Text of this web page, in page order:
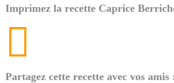
Imprimez la recette Caprice
Partagez cette recette avec vos amis